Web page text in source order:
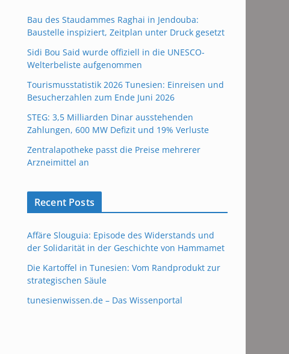
Bau des Staudammes Raghai in Jendouba:
Baustelle inspiziert, Zeitplan unter Druck gesetzt
Sidi Bou Said wurde offiziell in die UNESCO-
Welterbeliste aufgenommen
Tourismusstatistik 2026 Tunesien: Einreisen und
Besucherzahlen zum Ende Juni 2026
STEG: 3,5 Milliarden Dinar ausstehenden
Zahlungen, 600 MW Defizit und 19% Verluste
Zentralapotheke passt die Preise mehrerer
Arzneimittel an
Recent Posts
Affäre Slouguia: Episode des Widerstands und
der Solidarität in der Geschichte von Hammamet
Die Kartoffel in Tunesien: Vom Randprodukt zur
strategischen Säule
tunesienwissen.de – Das Wissenportal